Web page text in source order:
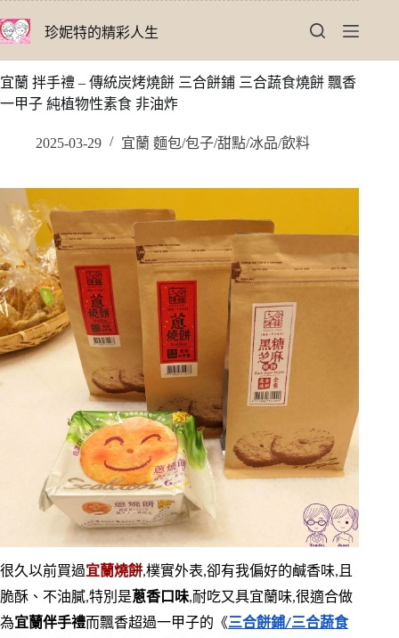
至
要
珍妮特的精彩人生
宜蘭 拌手禮 – 傳統炭烤燒餅 三合餅鋪 三合蔬食燒餅 飄香
一甲子 純植物性素食 非油炸
2025-03-29 宜蘭 麵包/包子/甜點/冰品/飲料
很久以前買過宜蘭燒餅,樸實外表,卻有我偏好的鹹香味,且
脆酥、不油膩,特別是蔥香口味,耐吃又具宜蘭味,很適合做
為宜蘭伴手禮而飄香超過一甲子的《三合餅鋪/三合蔬食